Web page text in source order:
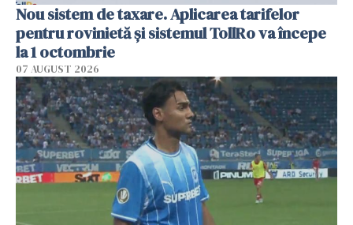
Nou sistem de taxare. Aplicarea tarifelor
pentru rovinietă şi sistemul TollRo va începe
la 1 octombrie
07 AUGUST 2026